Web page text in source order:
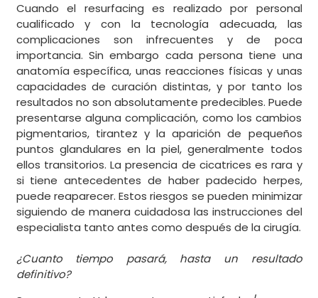
Cuando el resurfacing es realizado por personal
cualificado y con la tecnología adecuada, las
complicaciones son infrecuentes y de poca
importancia. Sin embargo cada persona tiene una
anatomía específica, unas reacciones físicas y unas
capacidades de curación distintas, y por tanto los
resultados no son absolutamente predecibles. Puede
presentarse alguna complicación, como los cambios
pigmentarios, tirantez y la aparición de pequeños
puntos glandulares en la piel, generalmente todos
ellos transitorios. La presencia de cicatrices es rara y
si tiene antecedentes de haber padecido herpes,
puede reaparecer. Estos riesgos se pueden minimizar
siguiendo de manera cuidadosa las instrucciones del
especialista tanto antes como después de la cirugía.
¿Cuanto tiempo pasará, hasta un resultado
definitivo?